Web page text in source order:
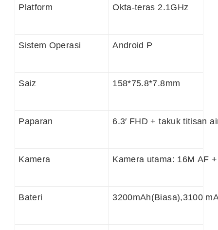
Platform Okta-teras 2.1GHz
Sistem Operasi Android P
Saiz 158*75.8*7.8mm
Paparan 6.3′ FHD + takuk titisan
Kamera Kamera utama: 16M AF
Bateri 3200mAh(Biasa),3100